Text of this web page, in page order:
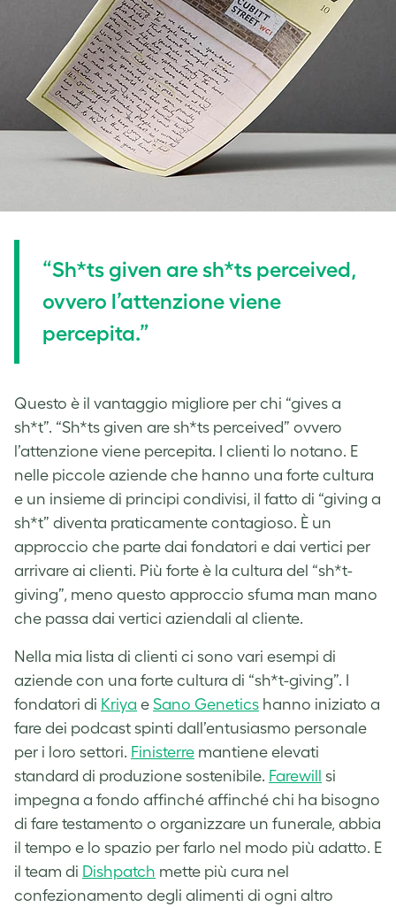
“Sh*ts given are sh*ts perceived,
ovvero l’attenzione viene
percepita.”
Questo è il vantaggio migliore per chi “gives a
sh*t”. “Sh*ts given are sh*ts perceived” ovvero
l’attenzione viene percepita. I clienti lo notano. E
nelle piccole aziende che hanno una forte cultura
e un insieme di principi condivisi, il fatto di “giving a
sh*t” diventa praticamente contagioso. È un
approccio che parte dai fondatori e dai vertici per
arrivare ai clienti. Più forte è la cultura del “sh*t-
giving”, meno questo approccio sfuma man mano
che passa dai vertici aziendali al cliente.
Nella mia lista di clienti ci sono vari esempi di
aziende con una forte cultura di “sh*t-giving”. I
fondatori di Kriya e Sano Genetics hanno iniziato a
fare dei podcast spinti dall’entusiasmo personale
per i loro settori. Finisterre mantiene elevati
standard di produzione sostenibile. Farewill si
impegna a fondo affinché affinché chi ha bisogno
di fare testamento o organizzare un funerale, abbia
il tempo e lo spazio per farlo nel modo più adatto. E
il team di Dishpatch mette più cura nel
confezionamento degli alimenti di ogni altro